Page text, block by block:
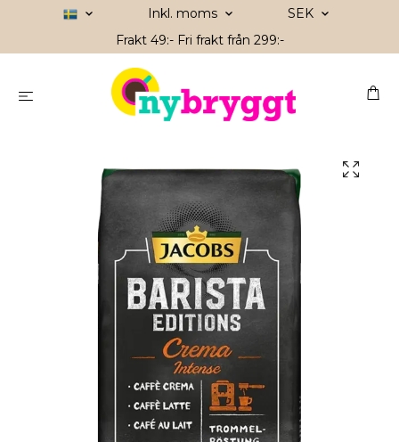
Inkl. moms
SEK
Frakt 49:- Fri frakt från 299:-